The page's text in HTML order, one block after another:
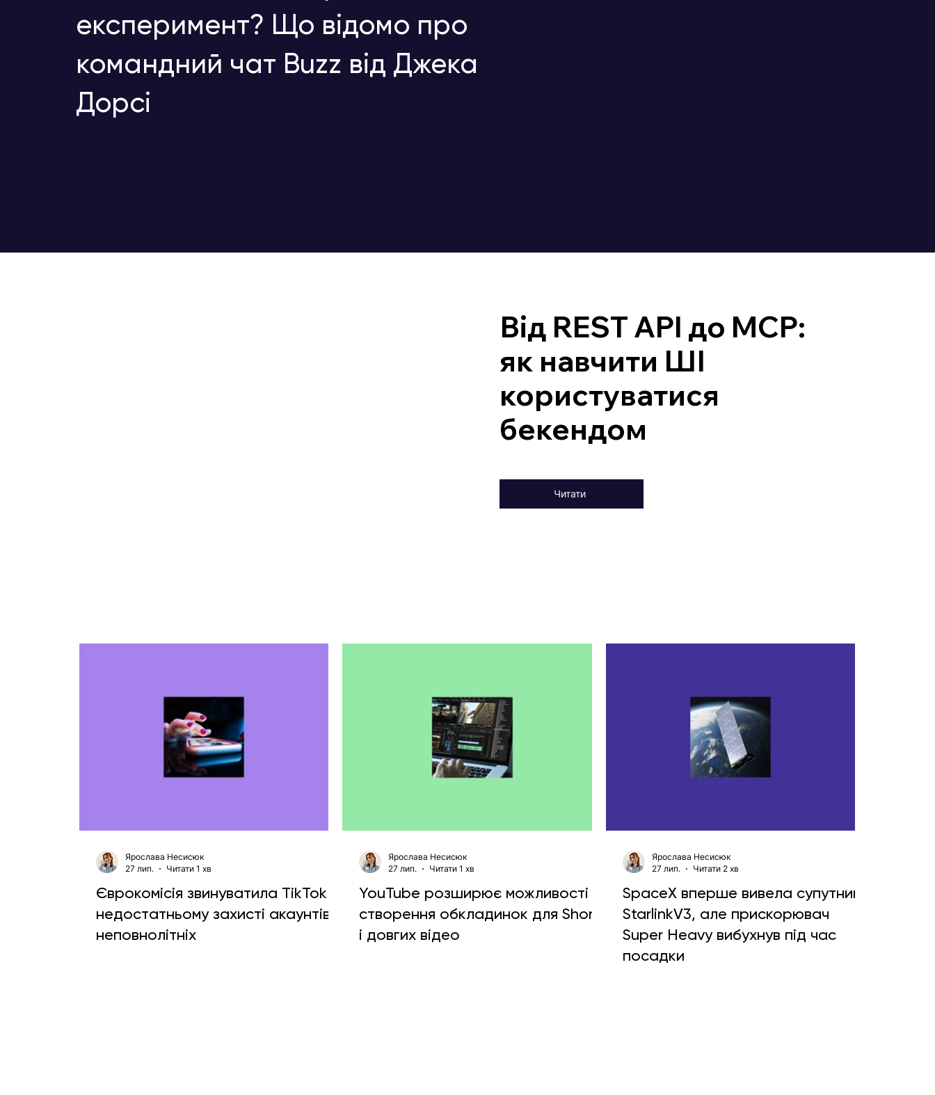
Від REST API до MCP:
як навчити ШІ
користуватися
бекендом
Читати
Єврокомісія звинуватила TikTok у
недостатньому захисті акаунтів
неповнолітніх
Ярослава Несисюк
27 лип.
Читати 1 хв
YouTube розширює можливості
створення обкладинок для Shorts
і довгих відео
Ярослава Несисюк
27 лип.
Читати 1 хв
SpaceX вперше вивела супутники
StarlinkV3, але прискорювач
Super Heavy вибухнув під час
посадки
Ярослава Несисюк
27 лип.
Читати 2 хв
експеримент? Що відомо про
командний чат Buzz від Джека
Дорсі